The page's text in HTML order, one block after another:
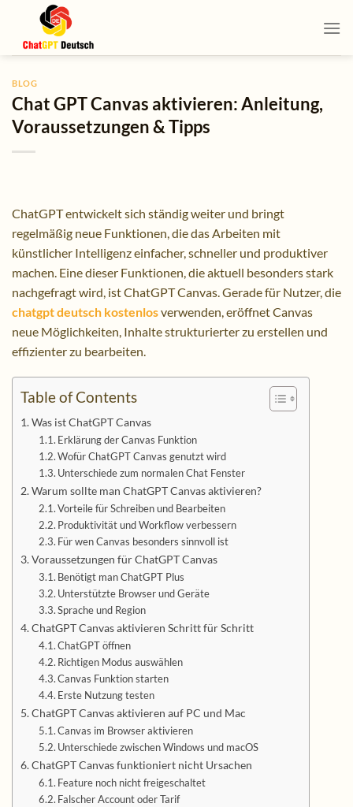
content
BLOG
Chat GPT Canvas aktivieren: Anleitung,
Voraussetzungen & Tipps
ChatGPT entwickelt sich ständig weiter und bringt
regelmäßig neue Funktionen, die das Arbeiten mit
künstlicher Intelligenz einfacher, schneller und produktiver
machen. Eine dieser Funktionen, die aktuell besonders stark
nachgefragt wird, ist ChatGPT Canvas. Gerade für Nutzer, die
chatgpt deutsch kostenlosverwenden, eröffnet Canvas
neue Möglichkeiten, Inhalte strukturierter zu erstellen und
effizienter zu bearbeiten.
Table of Contents
Was ist ChatGPT Canvas
Erklärung der Canvas Funktion
Wofür ChatGPT Canvas genutzt wird
Unterschiede zum normalen Chat Fenster
Warum sollte man ChatGPT Canvas aktivieren?
Vorteile für Schreiben und Bearbeiten
Produktivität und Workflow verbessern
Für wen Canvas besonders sinnvoll ist
Voraussetzungen für ChatGPT Canvas
Benötigt man ChatGPT Plus
Unterstützte Browser und Geräte
Sprache und Region
ChatGPT Canvas aktivieren Schritt für Schritt
ChatGPT öffnen
Richtigen Modus auswählen
Canvas Funktion starten
Erste Nutzung testen
ChatGPT Canvas aktivieren auf PC und Mac
Canvas im Browser aktivieren
Unterschiede zwischen Windows und macOS
ChatGPT Canvas funktioniert nicht Ursachen
Feature noch nicht freigeschaltet
Falscher Account oder Tarif